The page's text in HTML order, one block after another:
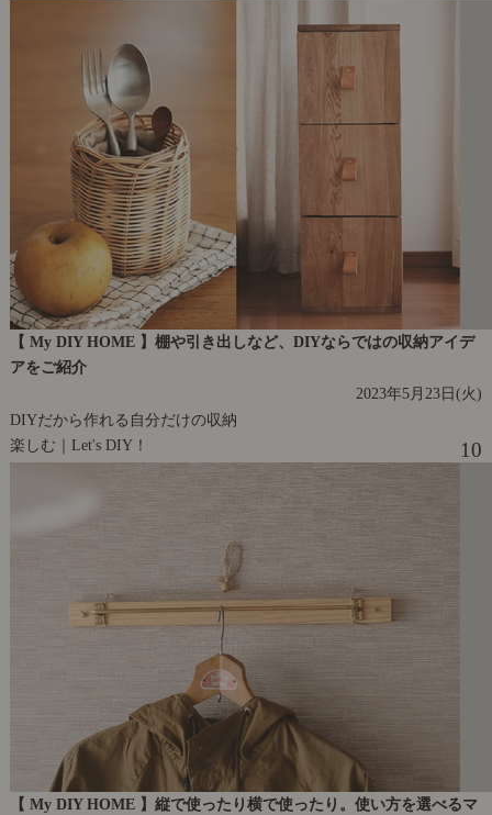
【 My DIY HOME 】棚や引き出しなど、DIYならではの収納アイデ
アをご紹介
2023年5月23日(火)
DIYだから作れる自分だけの収納
楽しむ｜Let's DIY！
10
【 My DIY HOME 】縦で使ったり横で使ったり。使い方を選べるマ